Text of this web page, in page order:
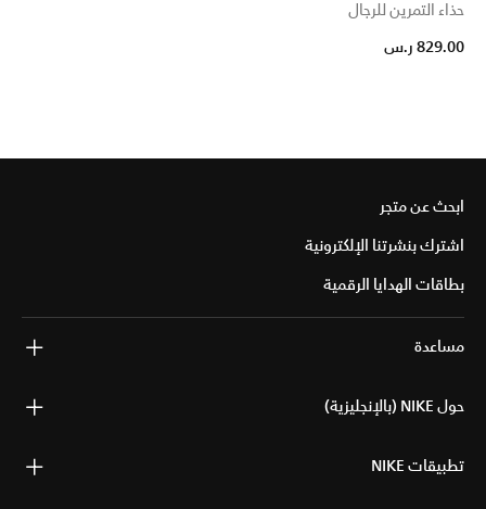
حذاء التمرين للرجال
829.00 ر.س
ابحث عن متجر
اشترك بنشرتنا الإلكترونية
بطاقات الهدايا الرقمية
مساعدة
حول NIKE (بالإنجليزية)
تطبيقات NIKE